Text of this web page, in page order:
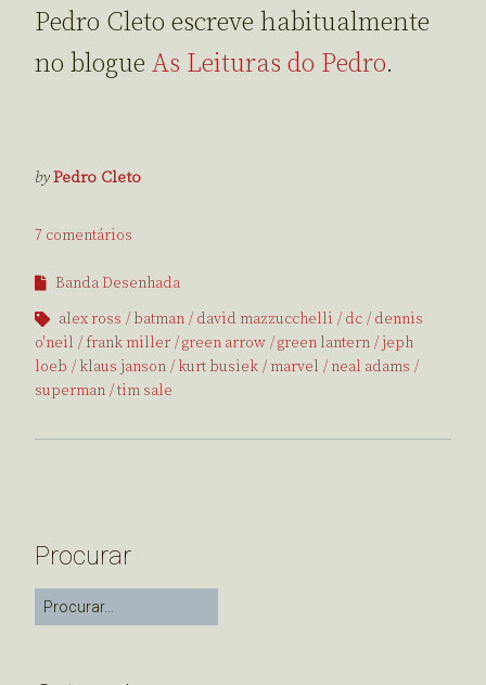
Pedro Cleto escreve habitualmente
no blogue As Leituras do Pedro.
byPedro Cleto
7 comentários
Banda Desenhada
alex ross
batman david mazzucchelli dc
dennis
o'neil
frank miller green arrow green lantern
jeph
loeb
klaus janson kurt busiek marvel
neal adams
superman
tim sale
Procurar